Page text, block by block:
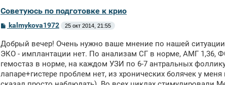
Советуюсь по подготовке к крио
С
б
щ
н
и
kalmykova1972 25 окт 2014, 21:55
Добрый вечер! Очень нужно ваше мнение по нашей
ЭКО - имплантации нет. По анализам СГ в норме, АМГ 1,36,
гемостаз в норме, на каждом УЗИ по 6-7 антральных
лапаре+гистере проблем нет, из хронических болячек у